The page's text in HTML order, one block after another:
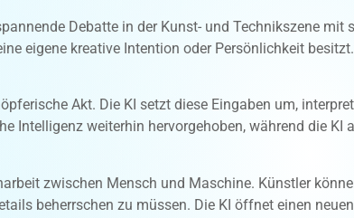
Debatte in der Kunst- und Technikszene mit
eigene kreative Intention oder Persönlichkeit
Akt. Die KI setzt diese Eingaben um,
Intelligenz weiterhin hervorgehoben, während die KI
zwischen Mensch und Maschine. Künstler
beherrschen zu müssen. Die KI öffnet einen